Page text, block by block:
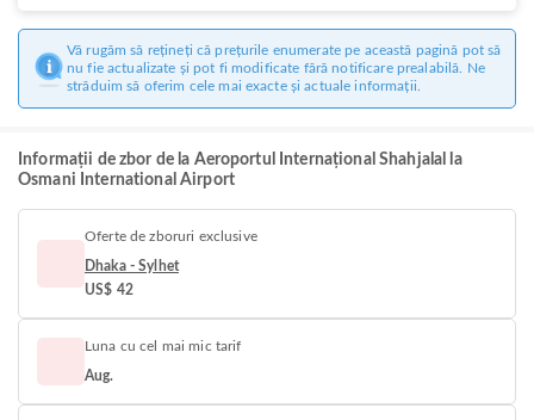
Vă rugăm să rețineți că prețurile enumerate pe această pagină pot să
nu fie actualizate și pot fi modificate fără notificare prealabilă. Ne
străduim să oferim cele mai exacte și actuale informații.
Informații de zbor de la Aeroportul Internațional Shahjalal la
Osmani International Airport
Oferte de zboruri exclusive
Dhaka - Sylhet
US$ 42
Luna cu cel mai mic tarif
Aug.